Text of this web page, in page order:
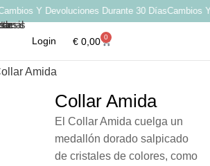
Y Devoluciones Durante 30 DíasCambios Y
Login €0,00 0
Amida
Collar Amida
El Collar Amida cuelga un
medallón dorado salpicado
de cristales de colores, como